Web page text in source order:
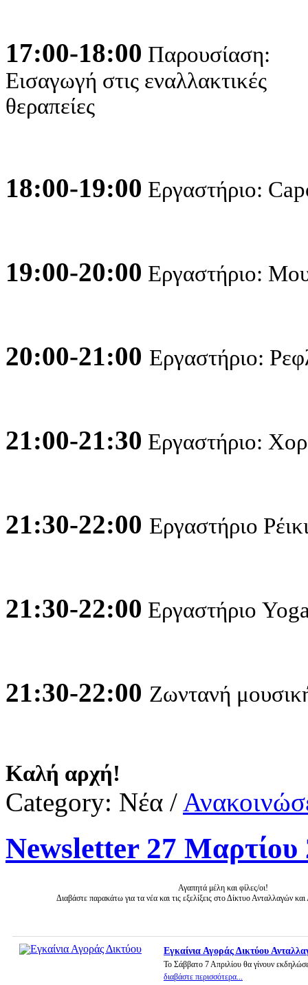
17:00-18:00 Παρουσίαση:
Εισαγωγή στις εναλλακτικές
θεραπείες
18:00-19:00 Εργαστήριο:
19:00-20:00 Εργαστήριο:
20:00-21:00 Εργαστήριο:
21:00-21:30 Εργαστήριο:
21:30-22:00 Εργαστήριο
21:30-22:00 Εργαστήριο
21:30-22:00 Ζωντανή
Καλή αρχή!
Category: Νέα /
Newsletter 27 Μαρτίου
Αγαπητά μέλη και φίλες/οι!
Διαβάστε παρακάτω για τα νέα και τις εξελίξεις στο Δίκτυο Ανταλλαγών
Εγκαίνια Αγοράς Δικτύου
Το Σάββατο 7 Απριλίου θα γίνουν
διαβάστε περισσότερα...